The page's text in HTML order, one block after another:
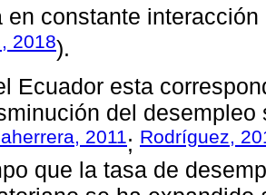
en constante
2018).
Ecuador esta
del
2011; Rodríguez,
que la tasa de